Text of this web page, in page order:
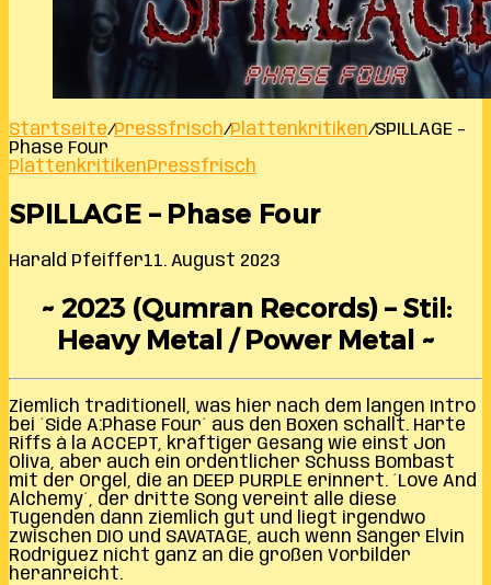
Startseite/Pressfrisch/Plattenkritiken/SPILLAGE –
Phase Four
PlattenkritikenPressfrisch
SPILLAGE – Phase Four
Harald Pfeiffer11. August 2023
~ 2023 (Qumran Records) – Stil:
Heavy Metal / Power Metal ~
Ziemlich traditionell, was hier nach dem langen Intro
bei ´Side A:Phase Four´ aus den Boxen schallt. Harte
Riffs à la ACCEPT, kräftiger Gesang wie einst Jon
Oliva, aber auch ein ordentlicher Schuss Bombast
mit der Orgel, die an DEEP PURPLE erinnert. ´Love And
Alchemy´, der dritte Song vereint alle diese
Tugenden dann ziemlich gut und liegt irgendwo
zwischen DIO und SAVATAGE, auch wenn Sänger Elvin
Rodriguez nicht ganz an die großen Vorbilder
heranreicht.